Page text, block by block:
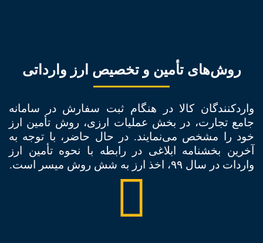
روش‌های تأمین و تخصیص ارز وارداتی
واردکنندگان کالا در هنگام ثبت سفارش در سامانه
جامع تجارت، در بخش عملیات ارزی، روش تأمین ارز
خود را مشخص می‌نمایند. در حال حاضر، با توجه به
آخرین بخشنامه ابلاغی در رابطه با نحوه تأمین ارز
واردات در سال ۹۹، اخذ ارز به شش روش میسر است.